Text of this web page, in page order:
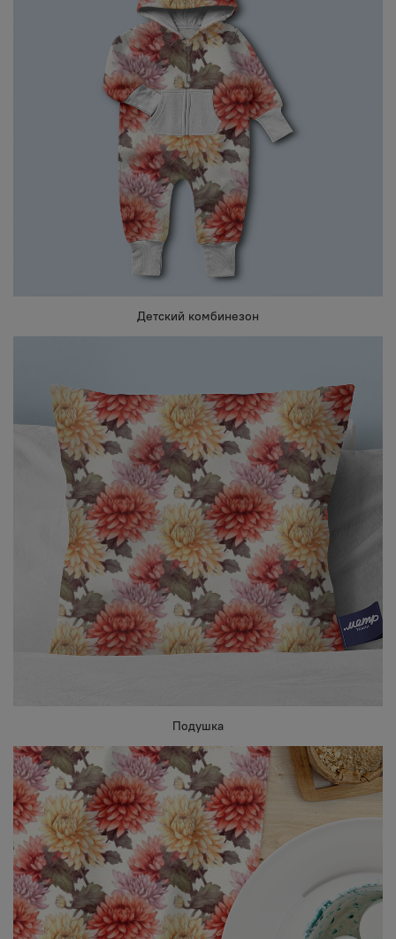
Детский комбинезон
Подушка